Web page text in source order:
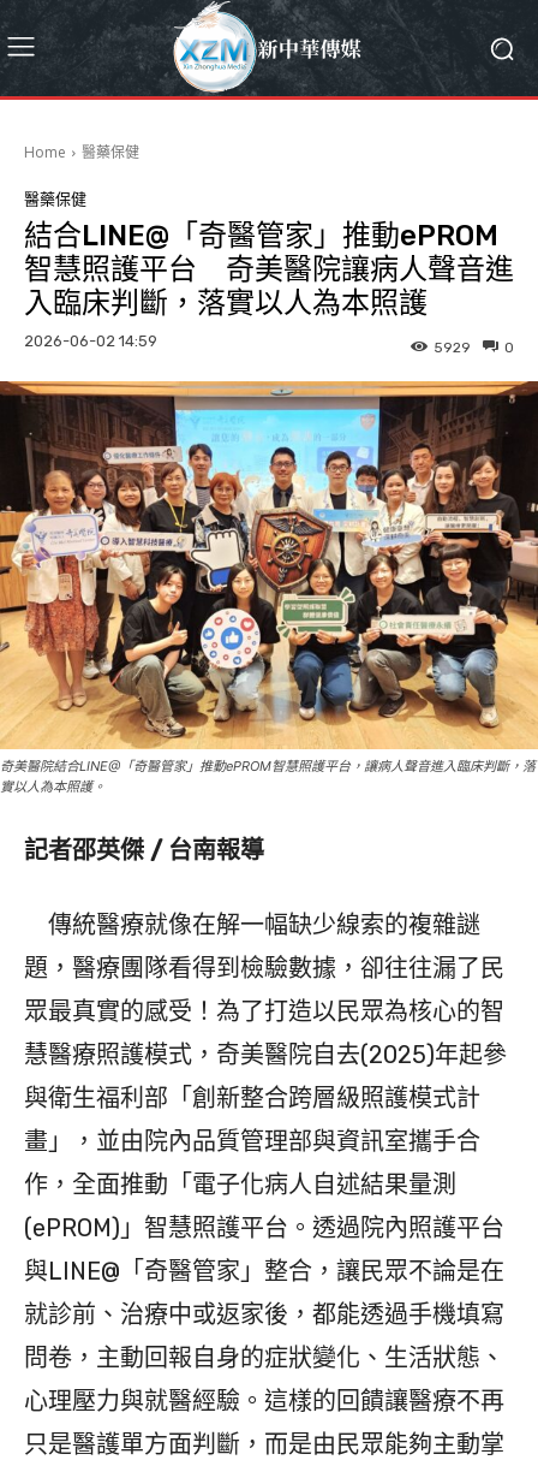
Home 醫藥保健
醫藥保健
結合LINE@「奇醫管家」推動ePROM
智慧照護平台 奇美醫院讓病人聲音進
入臨床判斷，落實以人為本照護
2026-06-02 14:59 0
5929
奇美醫院結合LINE@「奇醫管家」推動ePROM智慧照護平台，讓病人聲音進入臨床判斷，落
實以人為本照護。
記者邵英傑 / 台南報導
傳統醫療就像在解一幅缺少線索的複雜謎
題，醫療團隊看得到檢驗數據，卻往往漏了民
眾最真實的感受！為了打造以民眾為核心的智
慧醫療照護模式，奇美醫院自去(2025)年起參
與衛生福利部「創新整合跨層級照護模式計
畫」，並由院內品質管理部與資訊室攜手合
作，全面推動「電子化病人自述結果量測
(ePROM)」智慧照護平台。透過院內照護平台
與LINE@「奇醫管家」整合，讓民眾不論是在
就診前、治療中或返家後，都能透過手機填寫
問卷，主動回報自身的症狀變化、生活狀態、
心理壓力與就醫經驗。這樣的回饋讓醫療不再
只是醫護單方面判斷，而是由民眾能夠主動掌